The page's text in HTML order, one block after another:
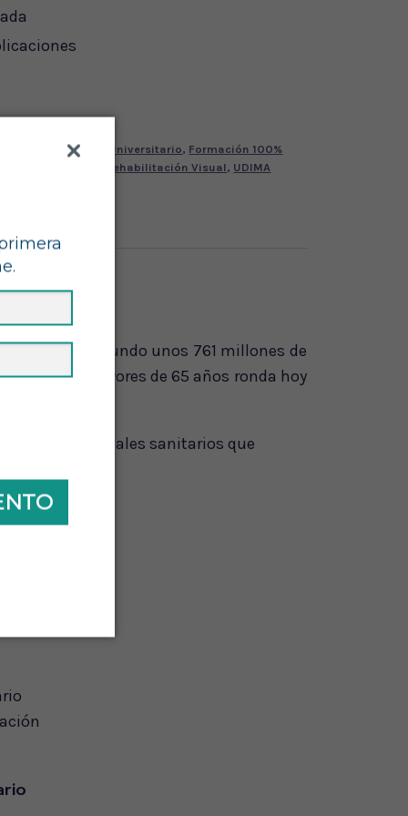
Especialista Universitario, Formación 100%
Geriátrica Rehabilitación Visual, UDIMA
había en el mundo unos 761 millones de
de mayores de 65 años ronda hoy
profesionales sanitarios que